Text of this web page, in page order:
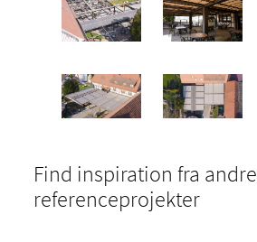
Find inspiration fra andre
referenceprojekter